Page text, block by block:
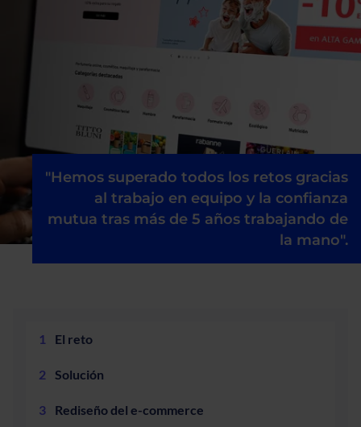
"Hemos superado todos los retos gracias
al trabajo en equipo y la confianza
mutua tras más de 5 años trabajando de
la mano".
El reto
Solución
Rediseño del e-commerce